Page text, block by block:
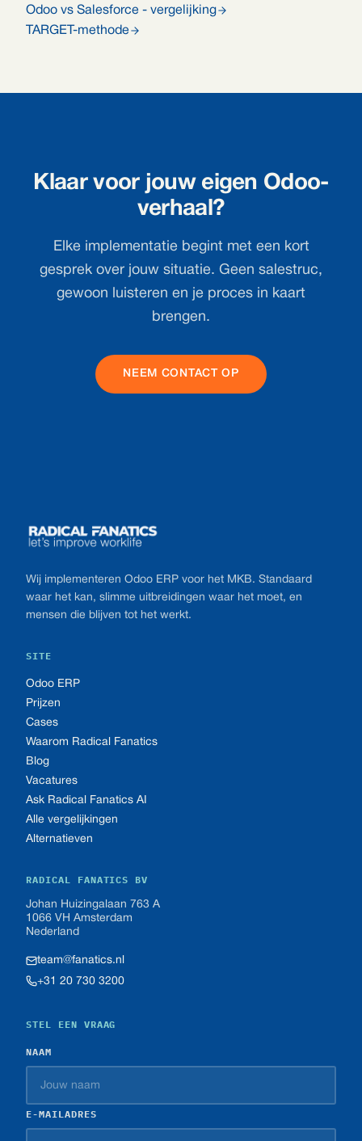
Odoo vs Salesforce - vergelijking
TARGET-methode
Klaar voor jouw eigen Odoo-
verhaal?
Elke implementatie begint met een kort
gesprek over jouw situatie. Geen salestruc,
gewoon luisteren en je proces in kaart
brengen.
NEEM CONTACT OP
Wij implementeren Odoo ERP voor het MKB. Standaard
waar het kan, slimme uitbreidingen waar het moet, en
mensen die blijven tot het werkt.
SITE
Odoo ERP
Prijzen
Cases
Waarom Radical Fanatics
Blog
Vacatures
Ask Radical Fanatics AI
Alle vergelijkingen
Alternatieven
RADICAL FANATICS BV
Johan Huizingalaan 763 A
1066 VH Amsterdam
Nederland
team@fanatics.nl
+31 20 730 3200
STEL EEN VRAAG
NAAM
E-MAILADRES